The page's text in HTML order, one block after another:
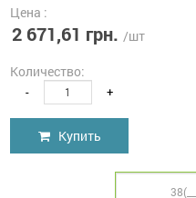
Цена :
2 671,61 грн. /шт
Количество:
- +
Купить